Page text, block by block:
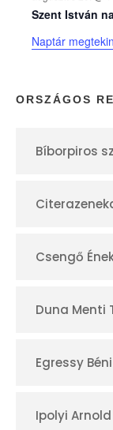
n
a
p
r
Szent István
Naptár
ORSZÁGOS
Bíborpiros
Csengő
Duna Menti
Egressy
Ipolyi